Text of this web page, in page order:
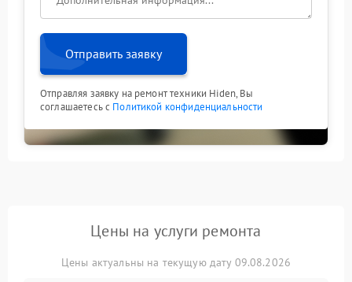
Отправить заявку
Отправляя заявку на ремонт техники Hiden, Вы
соглашаетесь с Политикой конфиденциальности
Цены на услуги ремонта
Цены актуальны на текущую дату 09.08.2026